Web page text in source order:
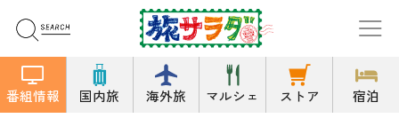
番組情報 国内旅 海外旅 マルシェ ストア 宿泊